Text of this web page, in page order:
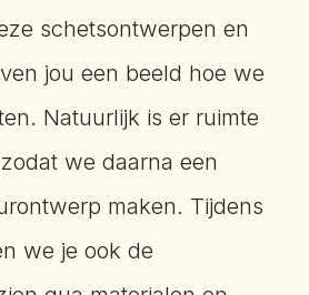
schetsontwerpen en
jou een beeld hoe we
Natuurlijk is er ruimte
we daarna een
maken. Tijdens
we je ook de